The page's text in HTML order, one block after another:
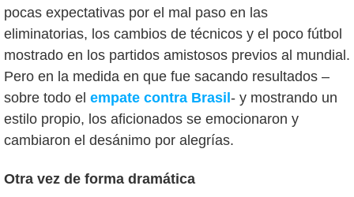
pocas expectativas por el mal paso en las
eliminatorias, los cambios de técnicos y el poco fútbol
mostrado en los partidos amistosos previos al mundial.
Pero en la medida en que fue sacando resultados –
sobre todo el empate contra Brasil- y mostrando un
estilo propio, los aficionados se emocionaron y
cambiaron el desánimo por alegrías.
Otra vez de forma dramática